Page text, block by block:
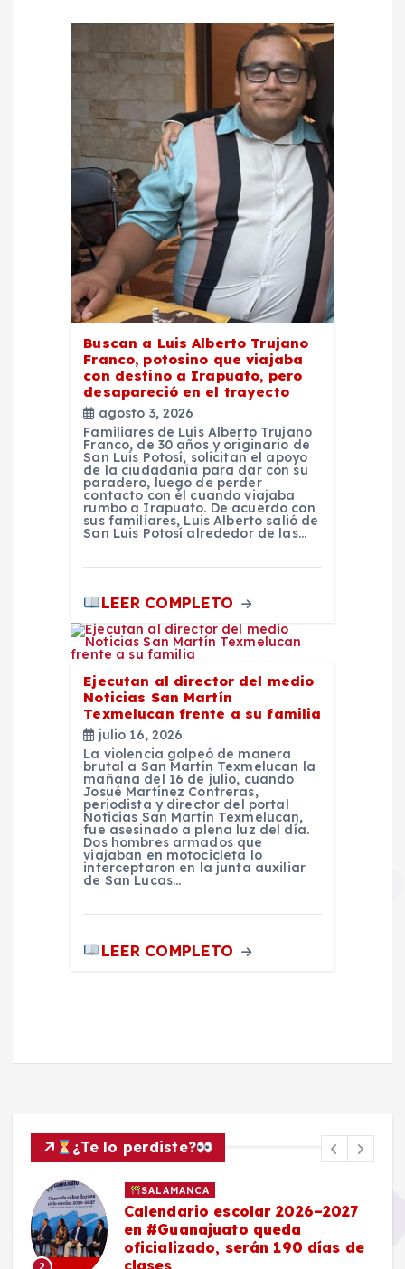
Buscan a Luis Alberto Trujano
Franco, potosino que viajaba
con destino a Irapuato, pero
desapareció en el trayecto
agosto 3, 2026
Familiares de Luis Alberto Trujano
Franco, de 30 años y originario de
San Luis Potosí, solicitan el apoyo
de la ciudadanía para dar con su
paradero, luego de perder
contacto con él cuando viajaba
rumbo a Irapuato. De acuerdo con
sus familiares, Luis Alberto salió de
San Luis Potosí alrededor de las…
LEER COMPLETO
Ejecutan al director del medio
Noticias San Martín
Texmelucan frente a su familia
julio 16, 2026
La violencia golpeó de manera
brutal a San Martín Texmelucan la
mañana del 16 de julio, cuando
Josué Martínez Contreras,
periodista y director del portal
Noticias San Martín Texmelucan,
fue asesinado a plena luz del día.
Dos hombres armados que
viajaban en motocicleta lo
interceptaron en la junta auxiliar
de San Lucas…
LEER COMPLETO
¿Te lo perdiste?
SALAMANCA
Calendario escolar 2026–2027
en #Guanajuato queda
oficializado, serán 190 días de